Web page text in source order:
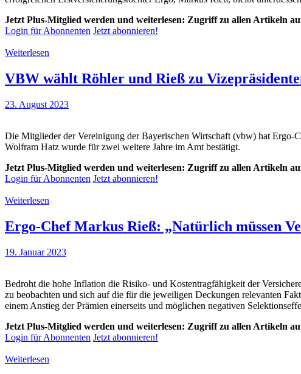
Jetzt Plus-Mitglied werden und weiterlesen: Zugriff zu allen Artikeln
Login für Abonnenten Jetzt abonnieren!
Weiterlesen
VBW wählt Röhler und Rieß zu
23. August 2023
Die Mitglieder der Vereinigung der Bayerischen Wirtschaft (vbw) hat
Wolfram Hatz wurde für zwei weitere Jahre im Amt bestätigt.
Jetzt Plus-Mitglied werden und weiterlesen: Zugriff zu allen Artikeln
Login für Abonnenten Jetzt abonnieren!
Weiterlesen
Ergo-Chef Markus Rieß: „Natürlich müssen
19. Januar 2023
Bedroht die hohe Inflation die Risiko- und Kostentragfähigkeit der
zu beobachten und sich auf die für die jeweiligen Deckungen relevanten
einem Anstieg der Prämien einerseits und möglichen negativen
Jetzt Plus-Mitglied werden und weiterlesen: Zugriff zu allen Artikeln
Login für Abonnenten Jetzt abonnieren!
Weiterlesen